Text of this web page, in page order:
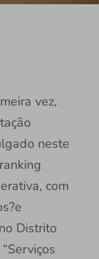
vez,
neste
com
Distrito